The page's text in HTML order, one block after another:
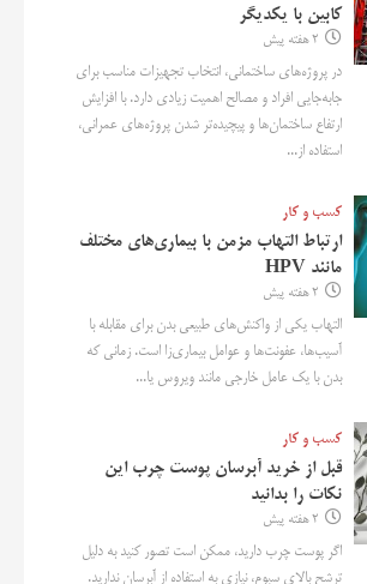
کابین با یکدیگر
2 هفته پیش
در پروژه‌های ساختمانی، انتخاب تجهیزات مناسب برای
جابه‌جایی افراد و مصالح اهمیت زیادی دارد. با افزایش
ارتفاع ساختمان‌ها و پیچیده‌تر شدن پروژه‌های عمرانی،
استفاده از...
کسب و کار
ارتباط التهاب مزمن با بیماری‌های مختلف
مانند HPV
2 هفته پیش
التهاب یکی از واکنش‌های طبیعی بدن برای مقابله با
آسیب‌ها، عفونت‌ها و عوامل بیماری‌زا است. زمانی که
بدن با یک عامل خارجی مانند ویروس یا...
کسب و کار
قبل از خرید آبرسان پوست چرب این
نکات را بدانید
2 هفته پیش
اگر پوست چرب دارید، ممکن است تصور کنید به دلیل
ترشح بالای سبوم، نیازی به استفاده از آبرسان ندارید.